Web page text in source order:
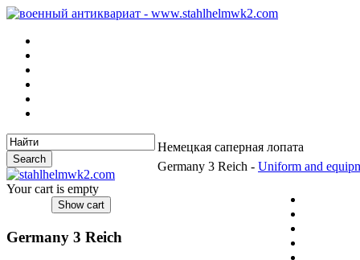
Your cart is empty
Germany 3 Reich
Немецкая саперная лопата
Germany 3 Reich - Uniform and